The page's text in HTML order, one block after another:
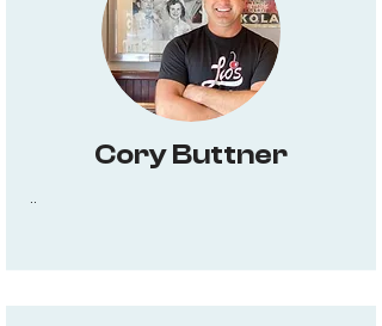
Cory Buttner
..